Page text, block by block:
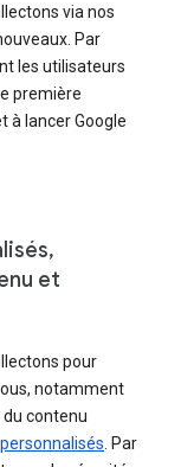
via nos
Par
les utilisateurs
première
à lancer Google
et
pour
notamment
contenu
. Par